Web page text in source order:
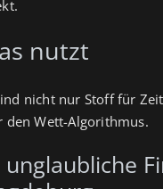
nutzt
nicht nur Stoff für
den Wett-Algorithmus.
unglaubliche